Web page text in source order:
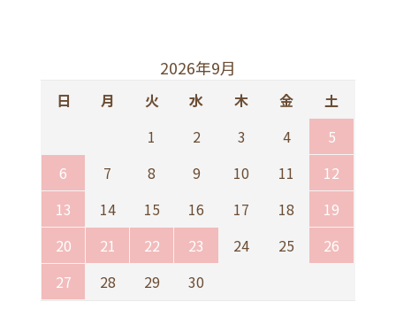
2026年9月
日 月 火 水 木 金
土
1
2 3 4
5
6
7 8 9 10 11
12
13
14 15 16 17 18
19
20
21 22 23 24 25
26
27
28 29 30